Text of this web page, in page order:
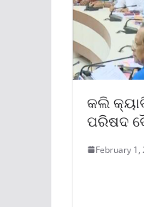
କଲି
ପରିଷଦ
February 1,